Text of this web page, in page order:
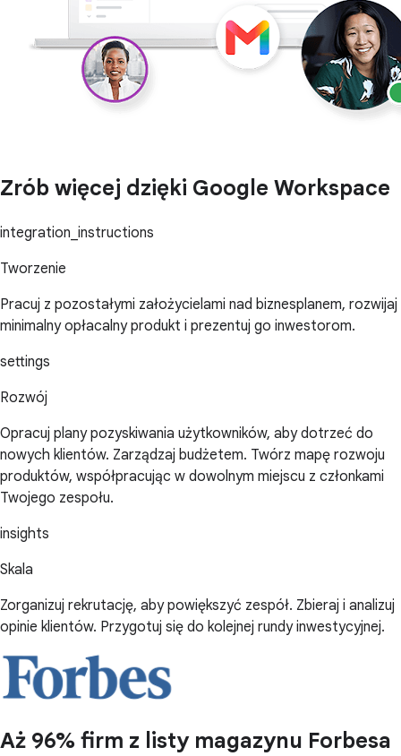
Zrób więcej dzięki Google Workspace
integration_instructions
Tworzenie
Pracuj z pozostałymi założycielami nad biznesplanem, rozwijaj
minimalny opłacalny produkt i prezentuj go inwestorom.
settings
Rozwój
Opracuj plany pozyskiwania użytkowników, aby dotrzeć do
nowych klientów. Zarządzaj budżetem. Twórz mapę rozwoju
produktów, współpracując w dowolnym miejscu z członkami
Twojego zespołu.
insights
Skala
Zorganizuj rekrutację, aby powiększyć zespół. Zbieraj i analizuj
opinie klientów. Przygotuj się do kolejnej rundy inwestycyjnej.
Aż 96% firm z listy magazynu Forbesa